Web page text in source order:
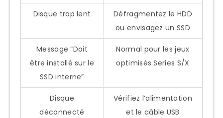
Disque trop lent
Défragmentez le HDD
ou envisagez un SSD
Message “Doit
être installé sur le
SSD interne”
Normal pour les jeux
optimisés Series S/X
Disque
déconnecté
Vérifiez l’alimentation
et le câble USB